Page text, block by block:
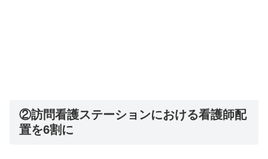
②訪問看護ステーションにおける看護師配
置を6割に